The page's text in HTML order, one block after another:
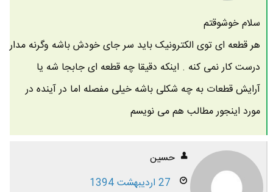
سلام خوشوقتم
هر قطعه ای توی الکترونیک باید سر جای خودش باشه وگرنه مدار
درست کار نمی کنه . اینکه دقیقا چه قطعه ای جابجا شه یا
آرایش قطعات به چه شکلی باشه خیلی مفصله اما در آینده در
مورد اینجور مطالب هم می نویسم
حسین
27 اردیبهشت 1394